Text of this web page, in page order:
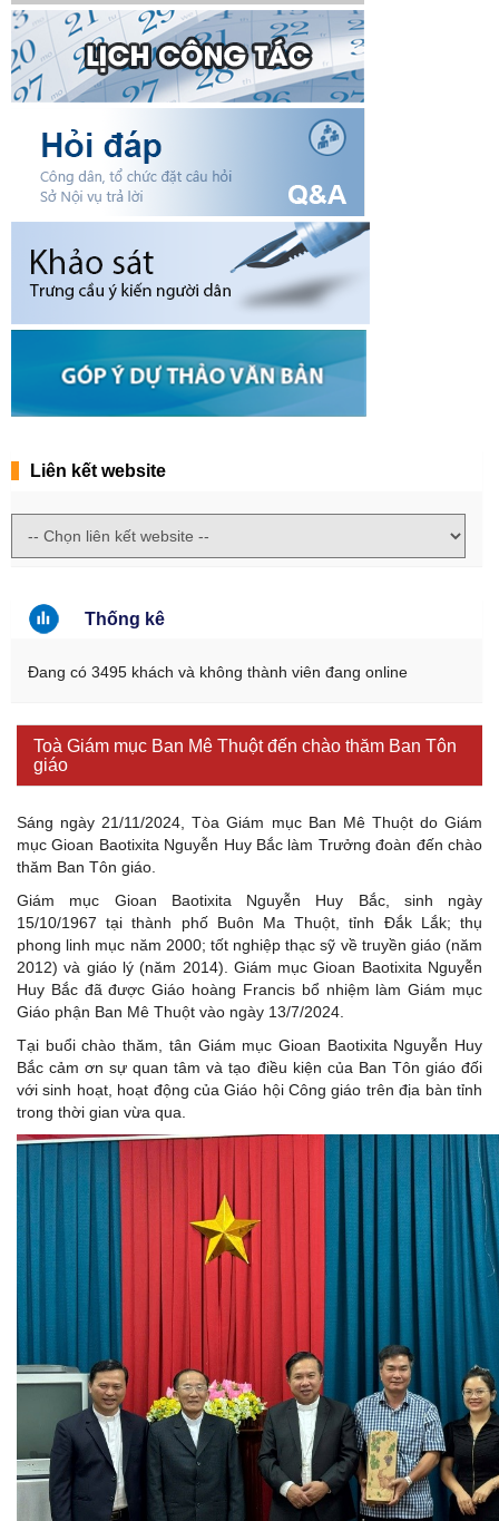
Liên kết website
Thống kê
Đang có 3495 khách và không thành viên đang online
Toà Giám mục Ban Mê Thuột đến chào thăm Ban Tôn
giáo
Sáng ngày 21/11/2024, Tòa Giám mục Ban Mê Thuột do Giám
mục Gioan Baotixita Nguyễn Huy Bắc làm Trưởng đoàn đến chào
thăm Ban Tôn giáo.
Giám mục Gioan Baotixita Nguyễn Huy Bắc, sinh ngày
15/10/1967 tại thành phố Buôn Ma Thuột, tỉnh Đắk Lắk; thụ
phong linh mục năm 2000; tốt nghiệp thạc sỹ về truyền giáo (năm
2012) và giáo lý (năm 2014). Giám mục Gioan Baotixita Nguyễn
Huy Bắc đã được Giáo hoàng Francis bổ nhiệm làm Giám mục
Giáo phận Ban Mê Thuột vào ngày 13/7/2024.
Tại buổi chào thăm, tân Giám mục Gioan Baotixita Nguyễn Huy
Bắc cảm ơn sự quan tâm và tạo điều kiện của Ban Tôn giáo đối
với sinh hoạt, hoạt động của Giáo hội Công giáo trên địa bàn tỉnh
trong thời gian vừa qua.